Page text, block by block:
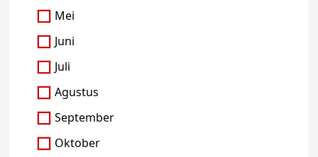
Mei
Juni
Juli
Agustus
September
Oktober